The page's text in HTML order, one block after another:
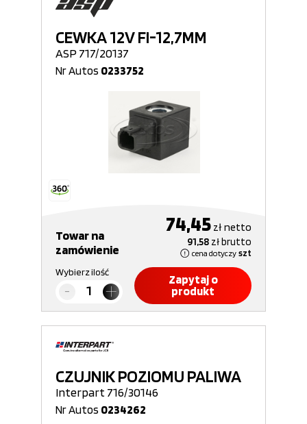
CEWKA 12V FI-12,7MM
ASP 717/20137
Nr Autos 0233752
Towar na
zamówienie
74,45 złnetto
91,58 złbrutto
cena dotyczy szt
Wybierz ilość
Zapytaj o
produkt
CZUJNIK POZIOMU PALIWA
Interpart 716/30146
Nr Autos 0234262